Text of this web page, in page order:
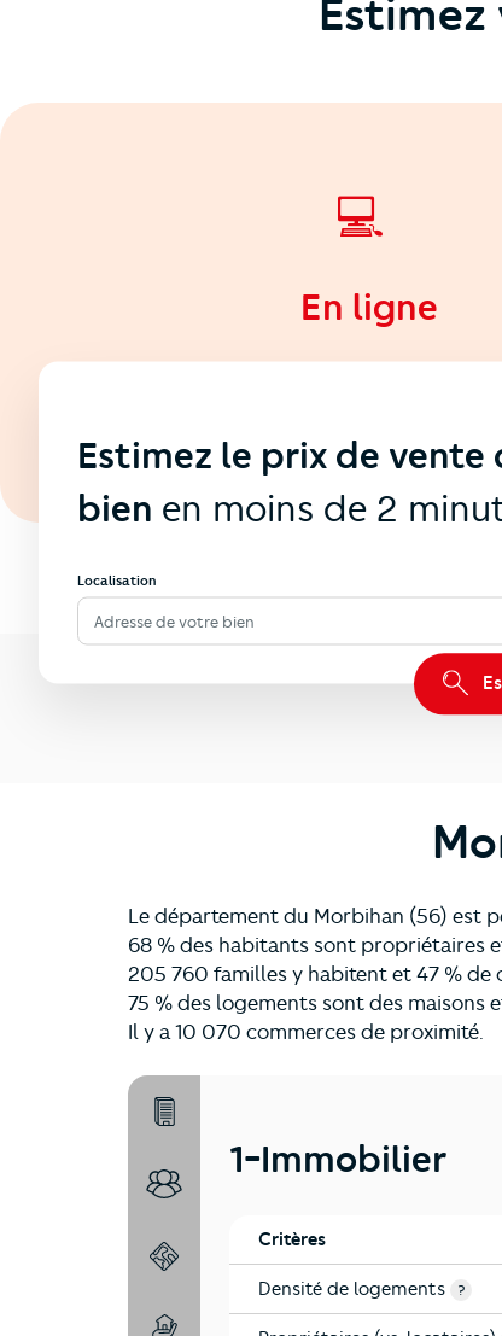
💻
En ligne
Estimez le prix de vente
bien en moins de 2
Localisation
Adresse de votre bien
Le département du Morbihan (56) est
68 % des habitants sont propriétaires
205 760 familles y habitent et 47 % de
75 % des logements sont des maisons
Il y a 10 070 commerces de proximité.
1-Immobilier
2-Habitants
3-Environnement
1-Immobilier
Critères
Densité de logements ?